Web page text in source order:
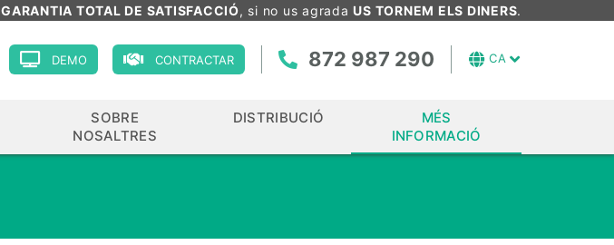
GARANTIA TOTAL DE SATISFACCIÓ, si no us agrada US TORNEM ELS DINERS.
CONTRACTAR
DEMO CA
872 987 290
SOBRE
NOSALTRES
DISTRIBUCIÓ
MÉS
INFORMACIÓ